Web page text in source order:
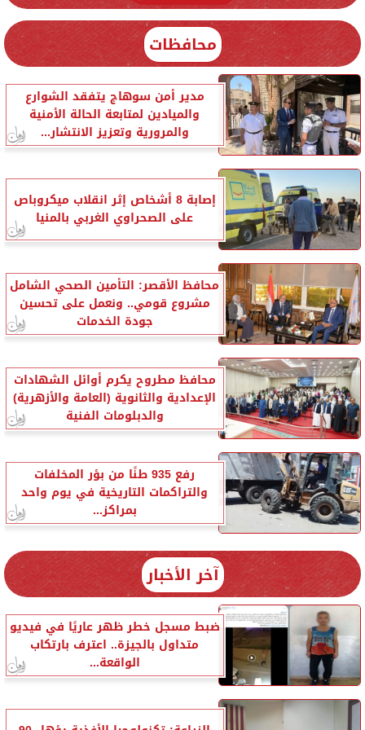
محافظات
مدير أمن سوهاج يتفقد الشوارع
والميادين لمتابعة الحالة الأمنية
والمرورية وتعزيز الانتشار...
إصابة 8 أشخاص إثر انقلاب ميكروباص
على الصحراوي الغربي بالمنيا
محافظ الأقصر: التأمين الصحي الشامل
مشروع قومي.. ونعمل على تحسين
جودة الخدمات
محافظ مطروح يكرم أوائل الشهادات
الإعدادية والثانوية (العامة والأزهرية)
والدبلومات الفنية
رفع 935 طنًا من بؤر المخلفات
والتراكمات التاريخية في يوم واحد
بمراكز...
آخر الأخبار
ضبط مسجل خطر ظهر عاريًا في فيديو
متداول بالجيزة.. اعترف بارتكاب
الواقعة...